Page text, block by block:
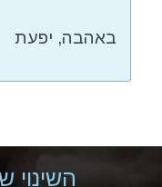
באהבה, יפעת
השינוי